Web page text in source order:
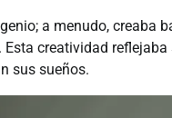
a menudo, creaba
creatividad
sus sueños.